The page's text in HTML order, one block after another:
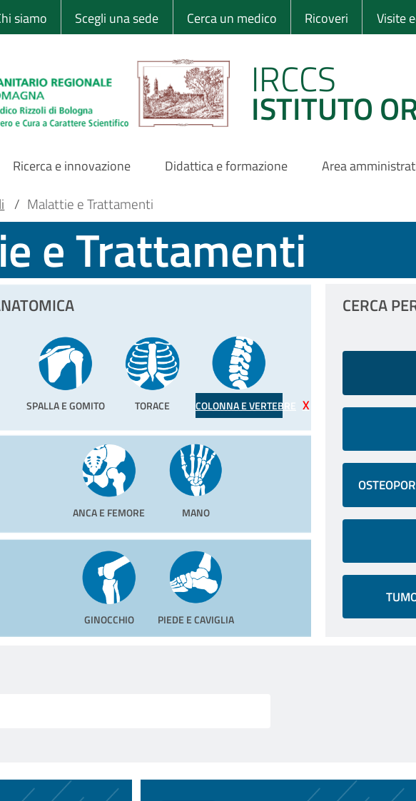
Ortopedico
siamo Scegli una sede Cerca un medico Ricoveri Visite
IRCCS
ISTITUTO
Ricerca e innovazione Didattica e formazione Area
/ Malattie e Trattamenti
e Trattamenti
SPALLA E GOMITO TORACE COLONNA E VERTEBRE
ANCA E FEMORE MANO
GINOCCHIO PIEDE E CAVIGLIA
CERCA